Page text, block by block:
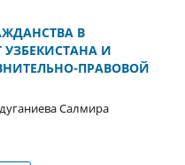
В
И
ПРАВОВОЙ
Салмира